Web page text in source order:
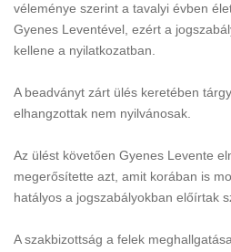
véleménye szerint a tavalyi évben
Gyenes Leventével, ezért a
kellene a nyilatkozatban.
A beadványt zárt ülés keretében
elhangzottak nem nyilvánosak.
Az ülést követően Gyenes Levente
megerősítette azt, amit korában is
hatályos a jogszabályokban előírtak
A szakbizottság a felek